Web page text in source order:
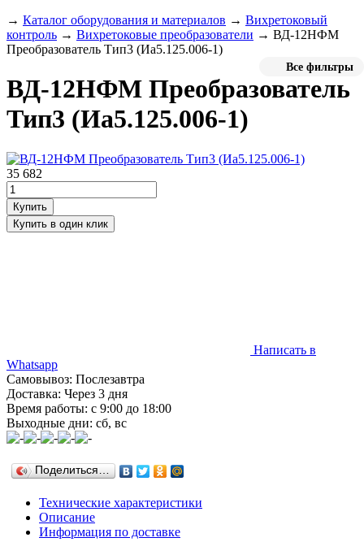
→ Каталог оборудования и материалов → Вихретоковый
контроль → Вихретоковые преобразователи → ВД-12НФМ
Преобразователь Тип3 (Иа5.125.006-1)
Все фильтры
ВД-12НФМ Преобразователь
Тип3 (Иа5.125.006-1)
35 682
Написать в
Whatsapp
Самовывоз: Послезавтра
Доставка: Через 3 дня
Время работы: с 9:00 до 18:00
Выходные дни: сб, вс
Поделиться…
Технические характеристики
Описание
Информация по доставке